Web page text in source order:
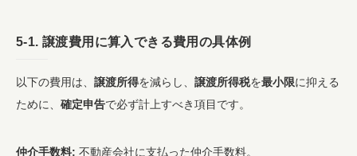
5-1. 譲渡費用 に算入できる費用の具体例
以下の費用は、 譲渡所得を減らし、 譲渡所得税を最小限に抑える
ために、 確定申告で必ず計上すべき項目です。
仲介手数料: 不動産会社に支払った仲介手数料。